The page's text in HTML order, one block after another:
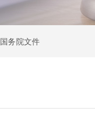
国务院文件